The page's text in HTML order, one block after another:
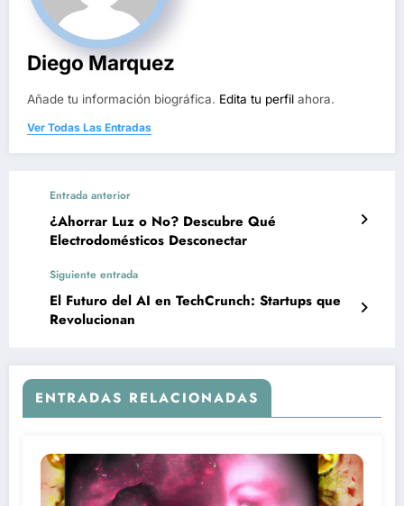
Diego Marquez
Añade tu información biográfica. Edita tu perfil ahora.
Ver Todas Las Entradas
Entrada anterior
¿Ahorrar Luz o No? Descubre Qué
Electrodomésticos Desconectar
Siguiente entrada
El Futuro del AI en TechCrunch: Startups que
Revolucionan
ENTRADAS RELACIONADAS